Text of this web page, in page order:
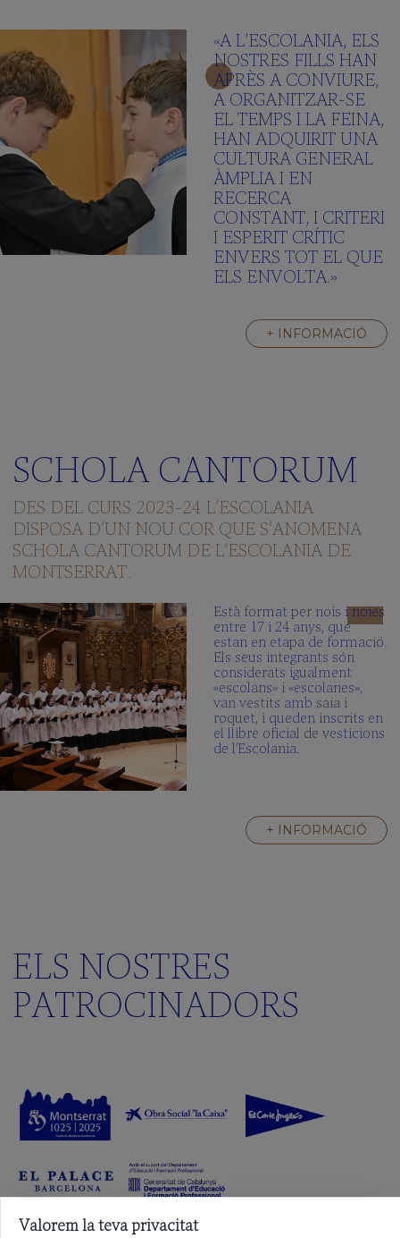
«A L’ESCOLANIA, ELS
NOSTRES FILLS HAN
APRÈS A CONVIURE,
A ORGANITZAR-SE
EL TEMPS I LA FEINA,
HAN ADQUIRIT UNA
CULTURA GENERAL
ÀMPLIA I EN
RECERCA
CONSTANT, I CRITERI
I ESPERIT CRÍTIC
ENVERS TOT EL QUE
ELS ENVOLTA.»
+ INFORMACIÓ
SCHOLA CANTORUM
DES DEL CURS 2023-24 L’ESCOLANIA
DISPOSA D’UN NOU COR QUE S’ANOMENA
SCHOLA CANTORUM DE L’ESCOLANIA DE
MONTSERRAT.
Està format per nois i noies
entre 17 i 24 anys, que
estan en etapa de formació.
Els seus integrants són
considerats igualment
«escolans» i «escolanes»,
van vestits amb saia i
roquet, i queden inscrits en
el llibre oficial de vesticions
de l’Escolania.
+ INFORMACIÓ
ELS NOSTRES
PATROCINADORS
Valorem la teva privacitat